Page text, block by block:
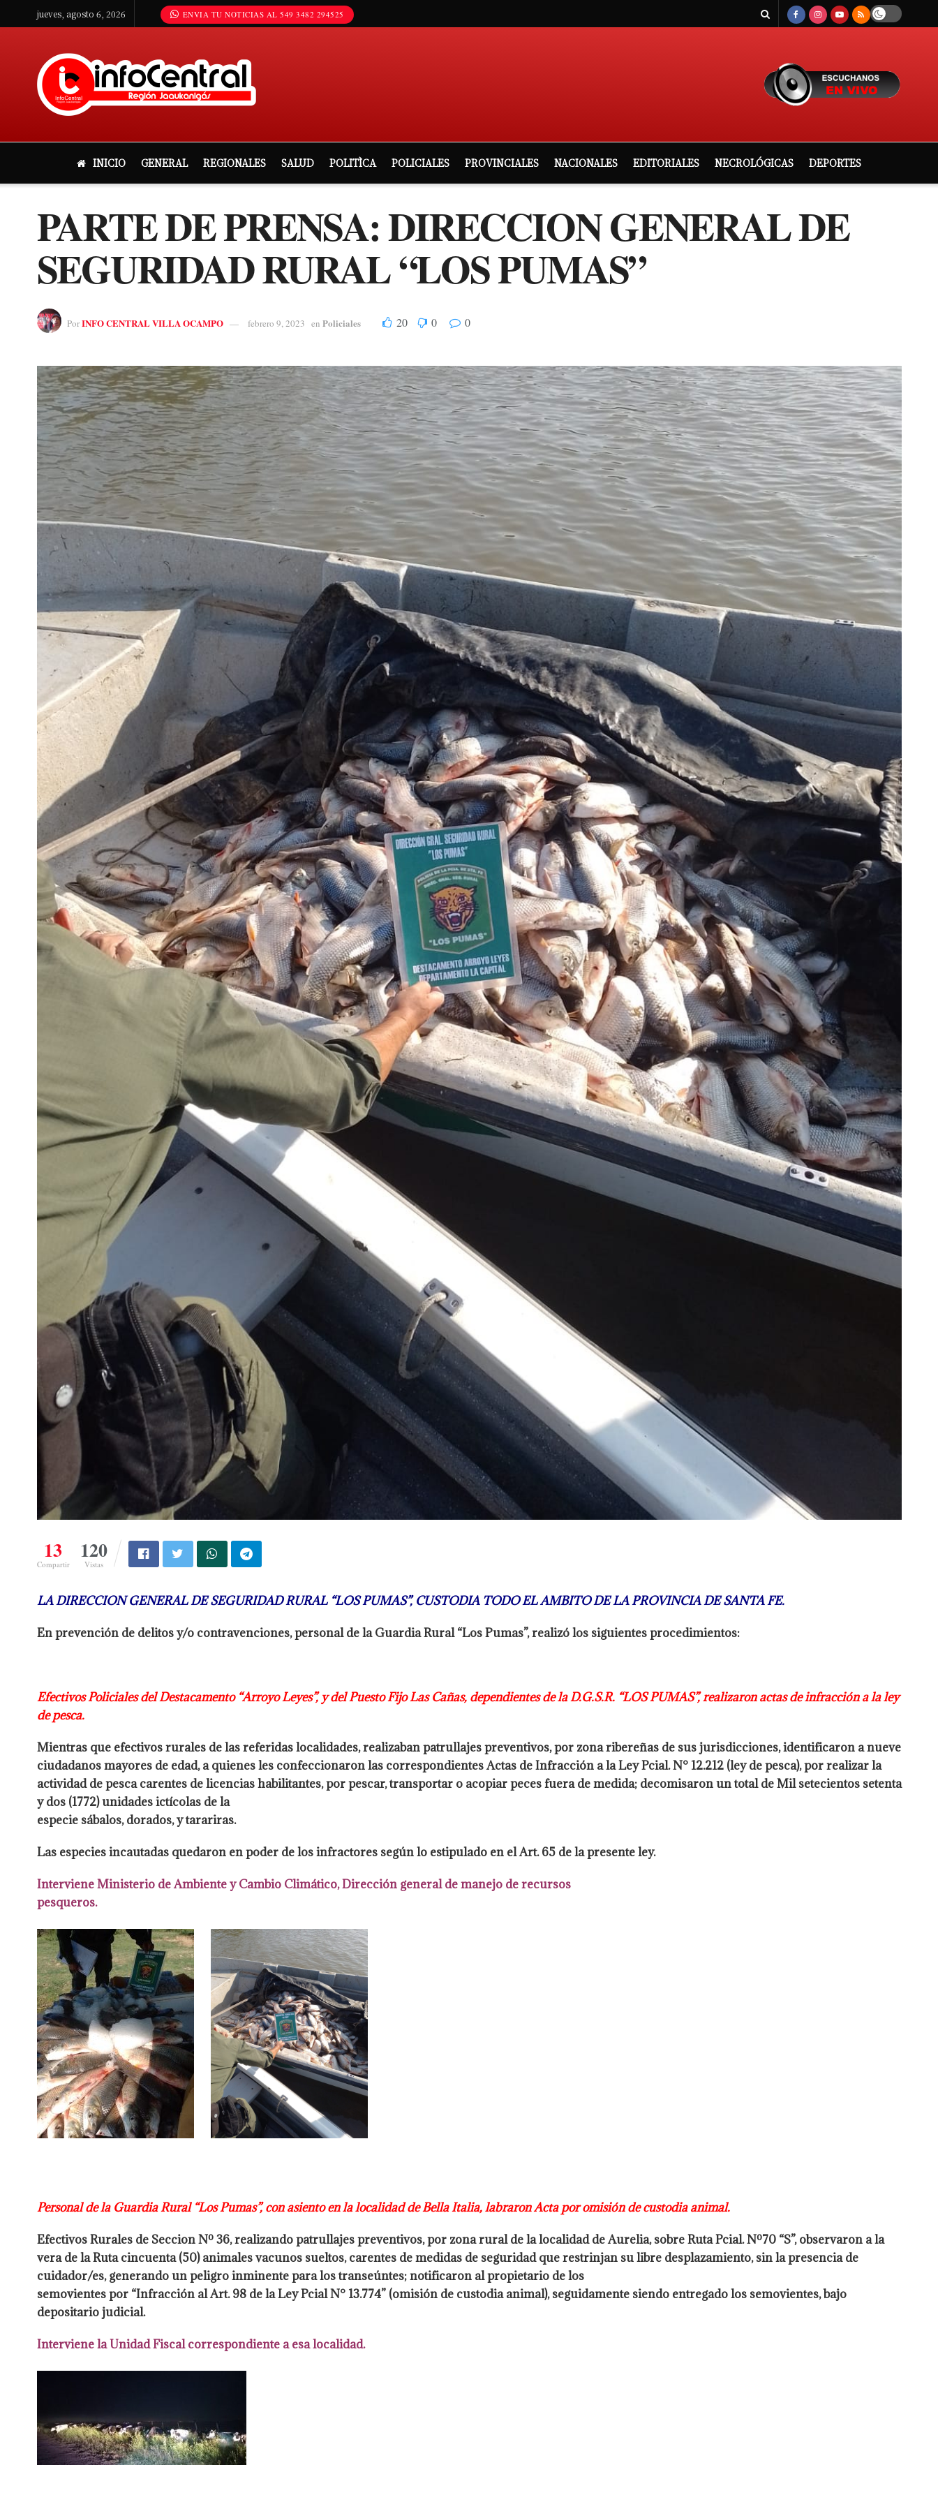
jueves, agosto 6, 2026 ENVIA TU NOTICIAS AL 549 3482 294525
INICIO GENERAL REGIONALES SALUD POLITÌCA POLICIALES PROVINCIALES NACIONALES EDITORIALES NECROLÓGICAS DEPORTES
PARTE DE PRENSA: DIRECCION GENERAL DE
SEGURIDAD RURAL “LOS PUMAS”
PorINFO CENTRAL VILLA OCAMPO febrero 9, 2023 en Policiales 20 0 0
13
Compartir
120
Vistas
LA DIRECCION GENERAL DE SEGURIDAD RURAL “LOS PUMAS”, CUSTODIA TODO EL AMBITO DE LA PROVINCIA DE SANTA FE.
En prevención de delitos y/o contravenciones, personal de la Guardia Rural “Los Pumas”, realizó los siguientes procedimientos:
Efectivos Policiales del Destacamento “Arroyo Leyes”, y del Puesto Fijo Las Cañas, dependientes de la D.G.S.R. “LOS PUMAS”, realizaron actas de infracción a la ley
depesca.
Mientras que efectivos rurales de las referidas localidades, realizaban patrullajespreventivos, por zona ribereñas de sus jurisdicciones, identificaron a nueve
ciudadanosmayores de edad, a quienes les confeccionaron las correspondientes Actas de Infracción a la Ley Pcial. N° 12.212 (ley de pesca), por realizar la
actividad de pesca carentes delicencias habilitantes, por pescar, transportar o acopiar peces fuera de medida; decomisaron un total de Mil setecientos setenta
y dos (1772) unidades ictícolas de la
especie sábalos, dorados, y tarariras.
Las especies incautadas quedaron en poder delos infractores según lo estipulado en el Art. 65 de la presente ley.
IntervieneMinisterio de Ambiente y Cambio Climático, Dirección general de manejo de recursos
pesqueros.
Personal de la Guardia Rural “Los Pumas”, con asiento en la localidad deBella Italia, labraron Acta por omisión de custodia animal.
Efectivos Rurales de Seccion Nº 36, realizando patrullajes preventivos, por zonarural de la localidad de Aurelia, sobre Ruta Pcial. Nº70 “S”, observaron a la
vera dela Ruta cincuenta (50) animales vacunos sueltos, carentes de medidas de seguridadque restrinjan su libre desplazamiento, sin la presencia de
cuidador/es, generandoun peligro inminente para los transeúntes; notificaron al propietario de los
semovientes por “Infracción al Art. 98 de la Ley Pcial N° 13.774” (omisión de custodia animal), seguidamente siendo entregado los semovientes, bajo
depositario judicial.
Interviene la Unidad Fiscal correspondiente a esa localidad.